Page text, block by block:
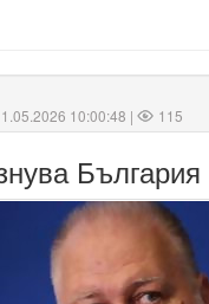
10:00:48 | 115